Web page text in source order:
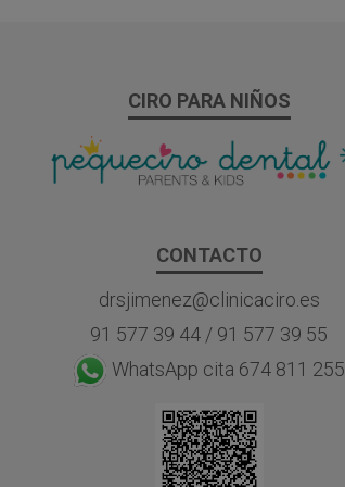
CIRO PARA NIÑOS
CONTACTO
drsjimenez@clinicaciro.es
91 577 39 44 / 91 577 39 55
WhatsApp cita 674 811 255